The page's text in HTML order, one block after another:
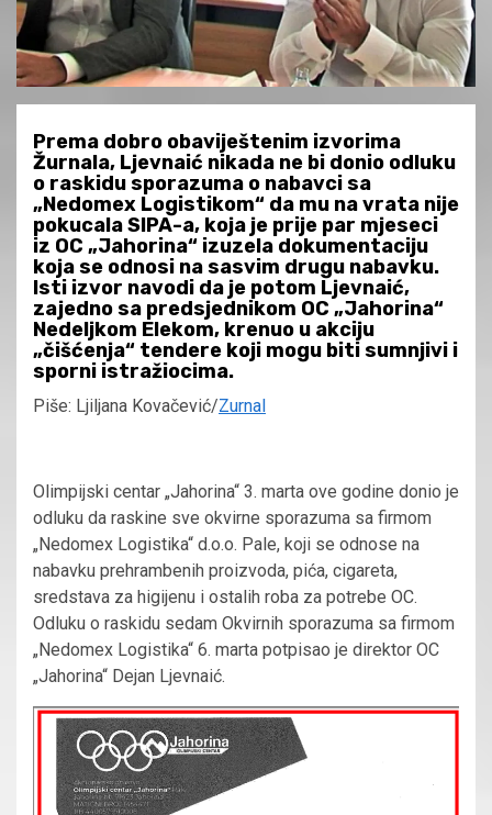
Prema dobro obaviještenim izvorima
Žurnala, Ljevnaić nikada ne bi donio odluku
o raskidu sporazuma o nabavci sa
„Nedomex Logistikom“ da mu na vrata nije
pokucala SIPA-a, koja je prije par mjeseci
iz OC „Jahorina“ izuzela dokumentaciju
koja se odnosi na sasvim drugu nabavku.
Isti izvor navodi da je potom Ljevnaić,
zajedno sa predsjednikom OC „Jahorina“
Nedeljkom Elekom, krenuo u akciju
„čišćenja“ tendere koji mogu biti sumnjivi i
sporni istražiocima.
Piše: Ljiljana Kovačević/Zurnal
Olimpijski centar „Jahorina“ 3. marta ove godine donio je
odluku da raskine sve okvirne sporazuma sa firmom
„Nedomex Logistika“ d.o.o. Pale, koji se odnose na
nabavku prehrambenih proizvoda, pića, cigareta,
sredstava za higijenu i ostalih roba za potrebe OC.
Odluku o raskidu sedam Okvirnih sporazuma sa firmom
„Nedomex Logistika“ 6. marta potpisao je direktor OC
„Jahorina“ Dejan Ljevnaić.